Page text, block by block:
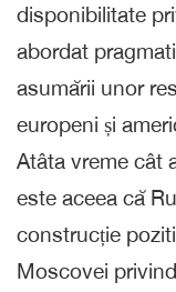
disponibilitate
abordat
asumării unor
europeni și
Atâta vreme cât
este aceea că
construcție
Moscovei